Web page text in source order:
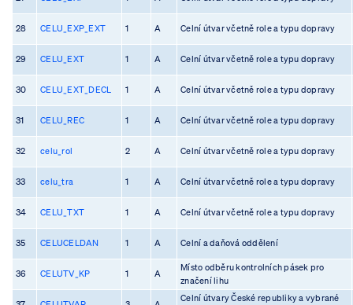
28 CELU_EXP_EXT 1 A Celní útvar včetně role a typu dopravy
29 CELU_EXT 1 A Celní útvar včetně role a typu dopravy
30 CELU_EXT_DECL 1 A Celní útvar včetně role a typu dopravy
31 CELU_REC 1 A Celní útvar včetně role a typu dopravy
32 celu_rol 2 A Celní útvar včetně role a typu dopravy
33 celu_tra 1 A Celní útvar včetně role a typu dopravy
34 CELU_TXT 1 A Celní útvar včetně role a typu dopravy
35 CELUCELDAN 1 A Celní a daňová oddělení
36 CELUTV_KP 1 A
Místo odběru kontrolních pásek pro
značení lihu
Celní útvary České republiky a vybrané